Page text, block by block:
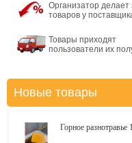
Организатор делает
товаров у
Товары приходят
пользователи их
Новые товары
Горное разнотравье